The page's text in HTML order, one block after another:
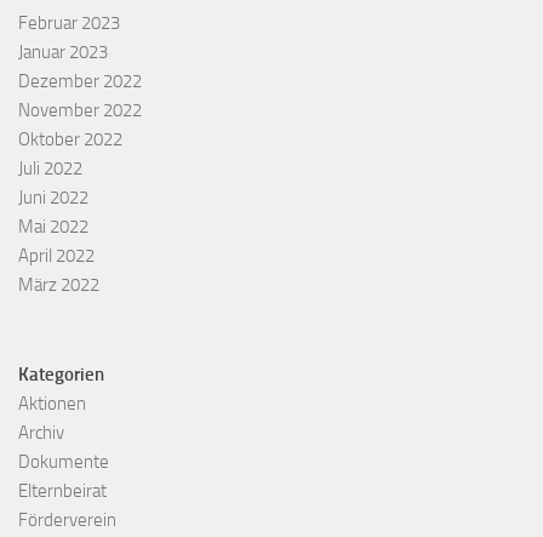
Februar 2023
Januar 2023
Dezember 2022
November 2022
Oktober 2022
Juli 2022
Juni 2022
Mai 2022
April 2022
März 2022
Kategorien
Aktionen
Archiv
Dokumente
Elternbeirat
Förderverein